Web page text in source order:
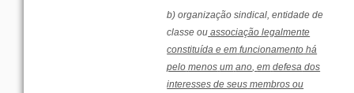
b)organização sindical,entidade de
classe ou associação legalmente
constituída eem funcionamento há
pelo menos um ano ,em defesa dos
interesses deseus membros ou